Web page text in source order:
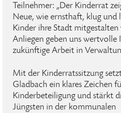
Teilnehmer: „Der Kinderrat
Neue, wie ernsthaft, klug und
Kinder ihre Stadt mitgestalten
Anliegen geben uns wertvolle
zukünftige Arbeit in
Mit der Kinderratssitzung
Gladbach ein klares Zeichen
Kinderbeteiligung und stärkt
Jüngsten in der kommunalen